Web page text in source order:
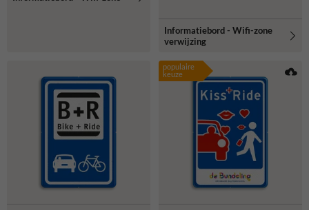
Informatiebord - Wifi-zone
verwijzing
populaire
keuze